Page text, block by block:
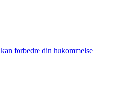
forbedre din hukommelse